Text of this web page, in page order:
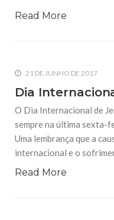
Read More
21 DE JUNHO DE 2017
Dia
O Dia Internacional de
sempre na última sexta-
Uma lembrança que a
internacional e o
Read More